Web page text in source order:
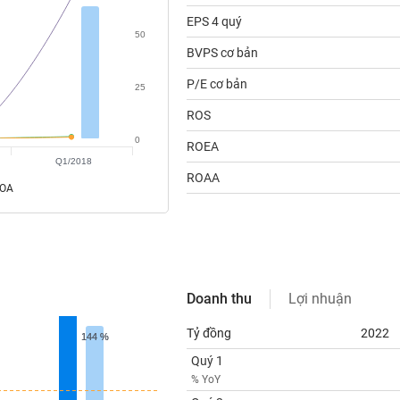
0
25
50
Q1/2018
EPS 4 quý
BVPS cơ bản
P/E cơ bản
ROS
ROEA
ROAA
144 %
144 %
Doanh thu Lợi nhuận
Tỷ đồng 2022
Quý 1
% YoY